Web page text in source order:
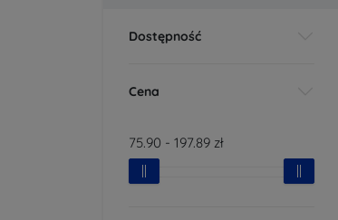
Dostępność
Cena
75.90 - 197.89 zł